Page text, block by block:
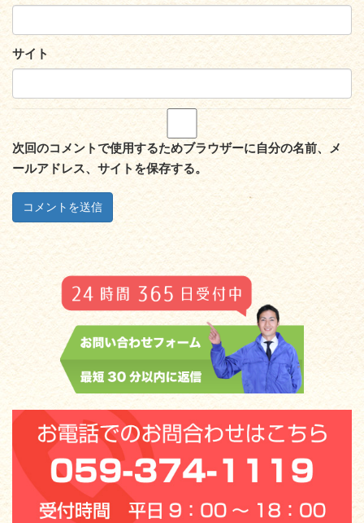
サイト
次回のコメントで使用するためブラウザーに自分の名前、メ
ールアドレス、サイトを保存する。